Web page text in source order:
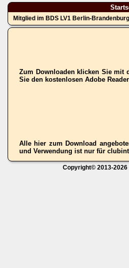
Mitglied im BDS LV1 Berlin-
Zum Downloaden klicken Sie mit
Sie den kostenlosen Adobe
Alle hier zum Download
und Verwendung ist nur für
Copyright© 2013-2026